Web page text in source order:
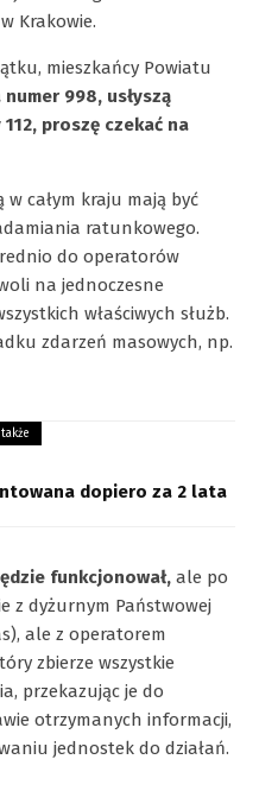
Krakowie.
mieszkańcy Powiatu
998, usłyszą
proszę czekać na
całym kraju mają być
ratunkowego.
do operatorów
na jednoczesne
właściwych służb.
zdarzeń masowych, np.
dopiero za 2 lata
funkcjonował, ale po
z dyżurnym Państwowej
ale z operatorem
zbierze wszystkie
przekazując je do
otrzymanych informacji,
jednostek do działań.